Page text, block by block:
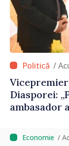
/
Diasporei:
ambasador
/